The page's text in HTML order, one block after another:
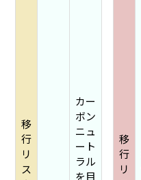
移
行
リ
ス
移
行
リ
カー
ボン
ニュ
ート
ラル
を目